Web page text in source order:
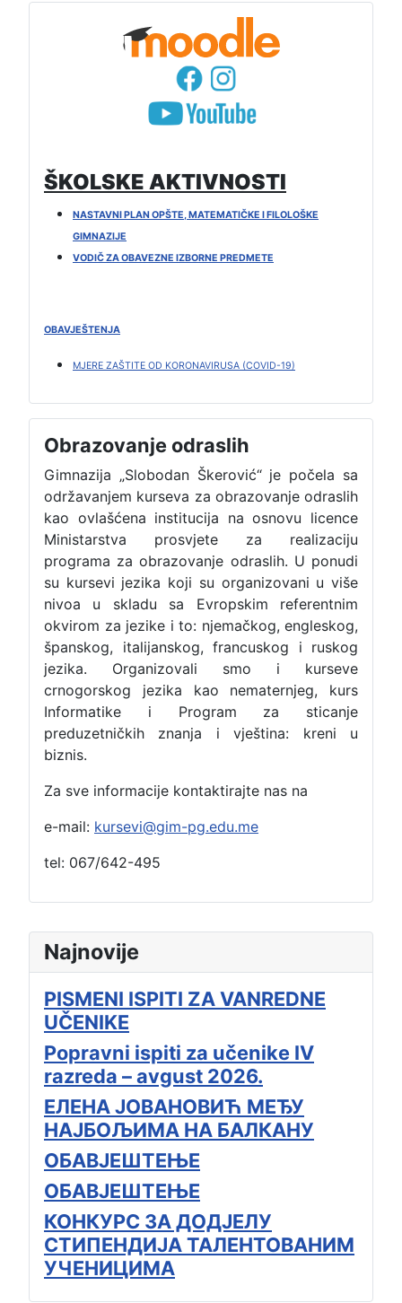
Najnovije
PISMENI ISPITI ZA VANREDNE
UČENIKE
Popravni ispiti za učenike IV
razreda – avgust 2026.
ЕЛЕНА ЈОВАНОВИЋ МЕЂУ
НАЈБОЉИМА НА БАЛКАНУ
ОБАВЈЕШТЕЊЕ
ОБАВЈЕШТЕЊЕ
КОНКУРС ЗА ДОДЈЕЛУ
СТИПЕНДИЈА ТАЛЕНТОВАНИМ
УЧЕНИЦИМА
ŠKOLSKE AKTIVNOSTI
NASTAVNI PLAN OPŠTE, MATEMATIČKE I FILOLOŠKE
GIMNAZIJE
VODIČ ZA OBAVEZNE IZBORNE PREDMETE
OBAVJEŠTENJA
MJERE ZAŠTITE OD KORONAVIRUSA (COVID-19)
Obrazovanje odraslih
Gimnazija „Slobodan Škerović“ je počela sa
održavanjem kurseva za obrazovanje odraslih
kao ovlašćena institucija na osnovu licence
Ministarstva prosvjete za realizaciju
programa za obrazovanje odraslih. U ponudi
su kursevi jezika koji su organizovani u više
nivoa u skladu sa Evropskim referentnim
okvirom za jezike i to: njemačkog, engleskog,
španskog, italijanskog, francuskog i ruskog
jezika. Organizovali smo i kurseve
crnogorskog jezika kao nematernjeg, kurs
Informatike i Program za sticanje
preduzetničkih znanja i vještina: kreni u
biznis.
Za sve informacije kontaktirajte nas na
e-mail: kursevi@gim-pg.edu.me
tel: 067/642-495